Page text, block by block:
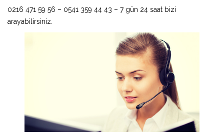
0216 471 59 56 – 0541 359 44 43 – 7 gün 24 saat bizi
arayabilirsiniz.